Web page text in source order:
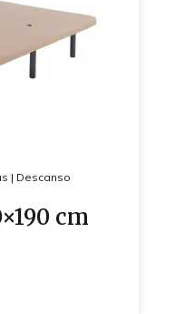
| Descanso
cm